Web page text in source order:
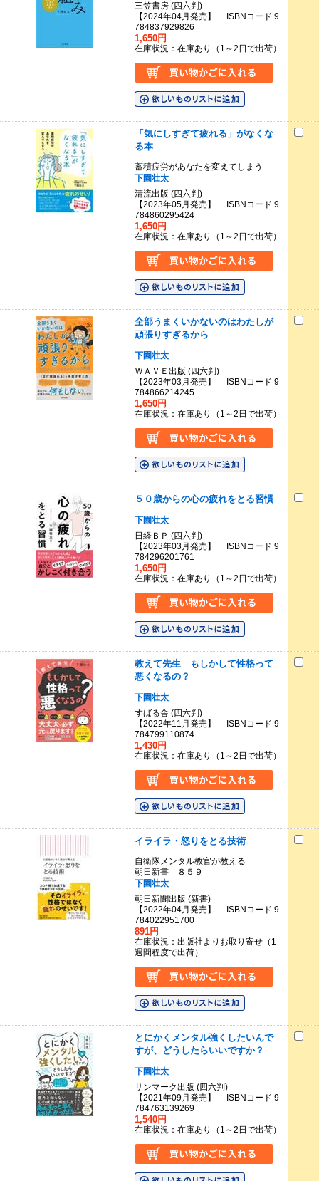
三笠書房 (四六判)
【2024年04月発売】 ISBNコード 9
784837929826
1,650円
在庫状況：在庫あり（1～2日で出荷）
「気にしすぎて疲れる」がなくな
る本
蓄積疲労があなたを変えてしまう
下園壮太
清流出版 (四六判)
【2023年05月発売】 ISBNコード 9
784860295424
1,650円
在庫状況：在庫あり（1～2日で出荷）
全部うまくいかないのはわたしが
頑張りすぎるから
下園壮太
ＷＡＶＥ出版 (四六判)
【2023年03月発売】 ISBNコード 9
784866214245
1,650円
在庫状況：在庫あり（1～2日で出荷）
５０歳からの心の疲れをとる習慣
下園壮太
日経ＢＰ (四六判)
【2023年03月発売】 ISBNコード 9
784296201761
1,650円
在庫状況：在庫あり（1～2日で出荷）
教えて先生 もしかして性格って
悪くなるの？
下園壮太
すばる舎 (四六判)
【2022年11月発売】 ISBNコード 9
784799110874
1,430円
在庫状況：在庫あり（1～2日で出荷）
イライラ・怒りをとる技術
自衛隊メンタル教官が教える
朝日新書 ８５９
下園壮太
朝日新聞出版 (新書)
【2022年04月発売】 ISBNコード 9
784022951700
891円
在庫状況：出版社よりお取り寄せ（1
週間程度で出荷）
とにかくメンタル強くしたいんで
すが、どうしたらいいですか？
下園壮太
サンマーク出版 (四六判)
【2021年09月発売】 ISBNコード 9
784763139269
1,540円
在庫状況：在庫あり（1～2日で出荷）